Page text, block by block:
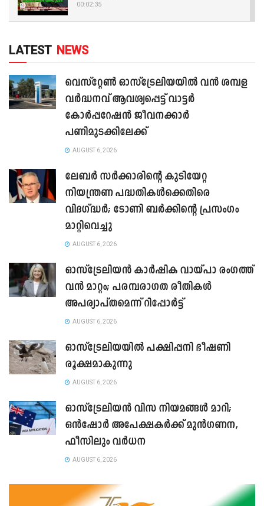
00:02:35
LATEST NEWS
വെസ്റ്റേൺ ഓസ്‌ട്രേലിയയിൽ വൻ ശമ്പള
വർദ്ധനവ് ആവശ്യപ്പെട്ട് വാട്ടർ
കോർപ്പറേഷൻ ജീവനക്കാർ
പണിമുടക്കിലേക്ക്
AUGUST 6, 2026
ലേബർ സർക്കാരിന്റെ കുടിയേറ്റ
നിയന്ത്രണ പദ്ധതികൾക്കെതിരെ
വിദഗ്ദ്ധർ; ടോണി ബർക്കിന്റെ പ്രസംഗം
മാറ്റിവെച്ചു
AUGUST 6, 2026
ഓസ്‌ട്രേലിയൻ കാർഷിക വായ്പാ രംഗത്ത്
വൻ മാറ്റം; പരമ്പരാഗത രീതികൾ
അപര്യാപ്തമെന്ന് റിപ്പോർട്ട്
AUGUST 6, 2026
ഓസ്ട്രേലിയയിൽ പക്ഷിപ്പനി ഭീഷണി
രൂക്ഷമാകുന്നു
AUGUST 6, 2026
ഓസ്‌ട്രേലിയൻ വിസ നിയമങ്ങൾ മാറി;
ഒൻഷോർ അപേക്ഷകർക്ക് മുൻഗണന,
ഫീസിലും വർധന
AUGUST 6, 2026